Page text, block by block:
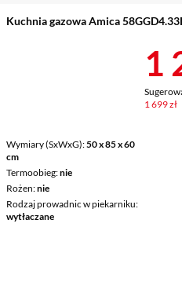
Kuchnia gazowa Amica
Wymiary (SxWxG) 50 x 85 x 60
cm
Termoobieg nie
Rożen nie
Rodzaj prowadnic w piekarniku
wytłaczane
1
1 699 zł